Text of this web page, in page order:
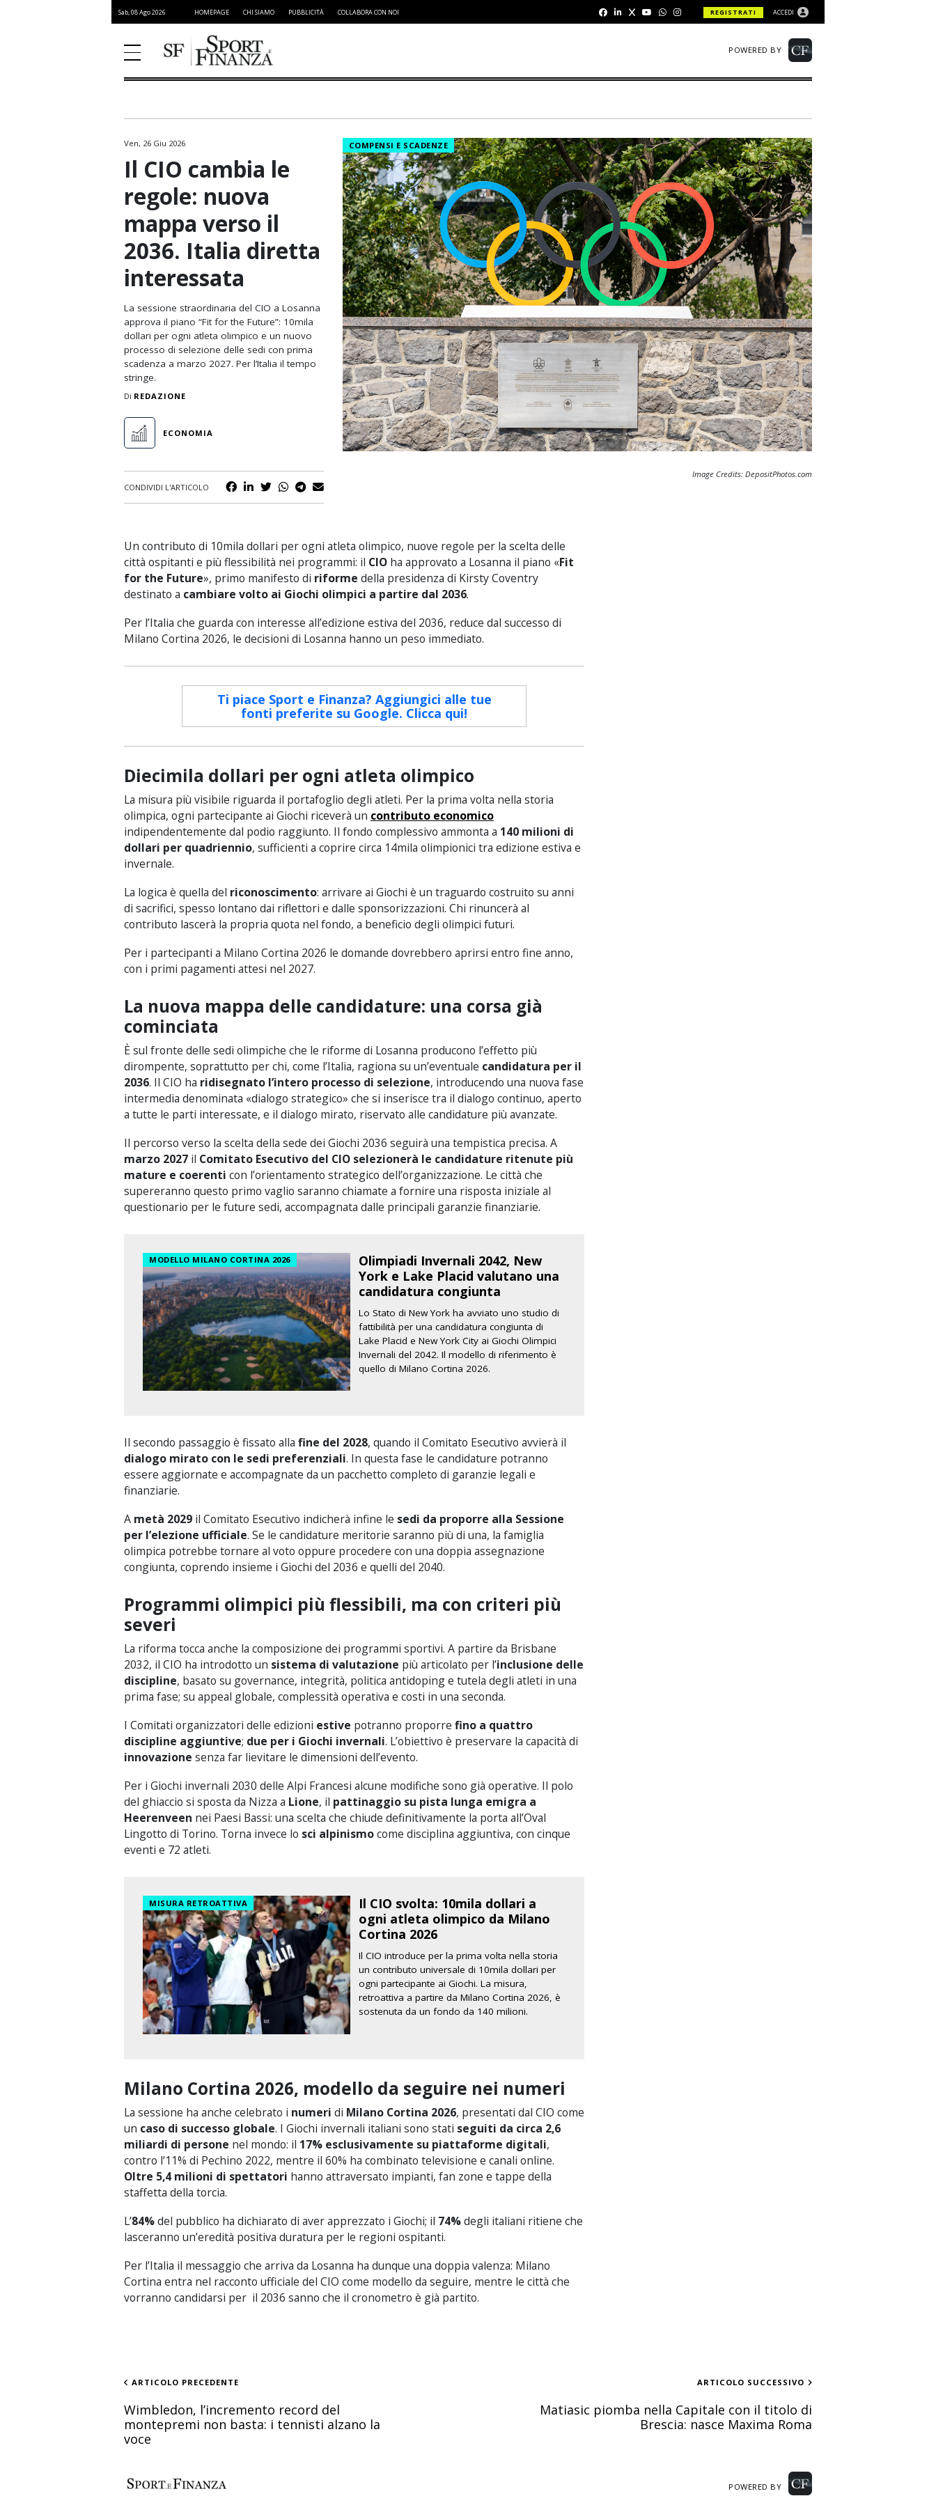
Sab, 08 Ago 2026 HOMEPAGE CHI SIAMO PUBBLICITÀ COLLABORA CON NOI REGISTRATI ACCEDI
POWERED BY
Atletica Leggera
Basket
Ciclismo
Formula 1
Golf
Moto GP
Nuoto
Padel
Scherma
Volley
Ven, 26 Giu 2026
Il CIO cambia le
regole: nuova
mappa verso il
2036. Italia diretta
interessata
La sessione straordinaria del CIO a Losanna
approva il piano “Fit for the Future”: 10mila
dollari per ogni atleta olimpico e un nuovo
processo di selezione delle sedi con prima
scadenza a marzo 2027. Per l’Italia il tempo
stringe.
Di REDAZIONE
ECONOMIA
CONDIVIDI L'ARTICOLO
COMPENSI E SCADENZE
Image Credits: DepositPhotos.com
Un contributo di 10mila dollari per ogni atleta olimpico, nuove regole per la scelta delle
città ospitanti e più flessibilità nei programmi: il CIO ha approvato a Losanna il piano «Fit
for the Future», primo manifesto di riforme della presidenza di Kirsty Coventry
destinato a cambiare volto ai Giochi olimpici a partire dal 2036.
Per l’Italia che guarda con interesse all’edizione estiva del 2036, reduce dal successo di
Milano Cortina 2026, le decisioni di Losanna hanno un peso immediato.
Ti piace Sport e Finanza? Aggiungici alle tue
fonti preferite su Google. Clicca qui!
Diecimila dollari per ogni atleta olimpico
La misura più visibile riguarda il portafoglio degli atleti. Per la prima volta nella storia
olimpica, ogni partecipante ai Giochi riceverà un contributo economico
indipendentemente dal podio raggiunto. Il fondo complessivo ammonta a 140 milioni di
dollari per quadriennio, sufficienti a coprire circa 14mila olimpionici tra edizione estiva e
invernale.
La logica è quella del riconoscimento: arrivare ai Giochi è un traguardo costruito su anni
di sacrifici, spesso lontano dai riflettori e dalle sponsorizzazioni. Chi rinuncerà al
contributo lascerà la propria quota nel fondo, a beneficio degli olimpici futuri.
Per i partecipanti a Milano Cortina 2026 le domande dovrebbero aprirsi entro fine anno,
con i primi pagamenti attesi nel 2027.
La nuova mappa delle candidature: una corsa già
cominciata
È sul fronte delle sedi olimpiche che le riforme di Losanna producono l’effetto più
dirompente, soprattutto per chi, come l’Italia, ragiona su un’eventuale candidatura per il
2036. Il CIO ha ridisegnato l’intero processo di selezione, introducendo una nuova fase
intermedia denominata «dialogo strategico» che si inserisce tra il dialogo continuo, aperto
a tutte le parti interessate, e il dialogo mirato, riservato alle candidature più avanzate.
Il percorso verso la scelta della sede dei Giochi 2036 seguirà una tempistica precisa. A
marzo 2027 il Comitato Esecutivo del CIO selezionerà le candidature ritenute più
mature e coerenti con l’orientamento strategico dell’organizzazione. Le città che
supereranno questo primo vaglio saranno chiamate a fornire una risposta iniziale al
questionario per le future sedi, accompagnata dalle principali garanzie finanziarie.
MODELLO MILANO CORTINA 2026
Olimpiadi Invernali 2042, New
York e Lake Placid valutano una
candidatura congiunta
Lo Stato di New York ha avviato uno studio di
fattibilità per una candidatura congiunta di
Lake Placid e New York City ai Giochi Olimpici
Invernali del 2042. Il modello di riferimento è
quello di Milano Cortina 2026.
Il secondo passaggio è fissato alla fine del 2028, quando il Comitato Esecutivo avvierà il
dialogo mirato con le sedi preferenziali. In questa fase le candidature potranno
essere aggiornate e accompagnate da un pacchetto completo di garanzie legali e
finanziarie.
A metà 2029 il Comitato Esecutivo indicherà infine le sedi da proporre alla Sessione
per l’elezione ufficiale. Se le candidature meritorie saranno più di una, la famiglia
olimpica potrebbe tornare al voto oppure procedere con una doppia assegnazione
congiunta, coprendo insieme i Giochi del 2036 e quelli del 2040.
Programmi olimpici più flessibili, ma con criteri più
severi
La riforma tocca anche la composizione dei programmi sportivi. A partire da Brisbane
2032, il CIO ha introdotto un sistema di valutazione più articolato per l’inclusione delle
discipline, basato su governance, integrità, politica antidoping e tutela degli atleti in una
prima fase; su appeal globale, complessità operativa e costi in una seconda.
I Comitati organizzatori delle edizioni estive potranno proporre fino a quattro
discipline aggiuntive; due per i Giochi invernali. L’obiettivo è preservare la capacità di
innovazione senza far lievitare le dimensioni dell’evento.
Per i Giochi invernali 2030 delle Alpi Francesi alcune modifiche sono già operative. Il polo
del ghiaccio si sposta da Nizza a Lione, il pattinaggio su pista lunga emigra a
Heerenveen nei Paesi Bassi: una scelta che chiude definitivamente la porta all’Oval
Lingotto di Torino. Torna invece lo sci alpinismocome disciplina aggiuntiva, con cinque
eventi e 72 atleti.
MISURA RETROATTIVA
Il CIO svolta: 10mila dollari a
ogni atleta olimpico da Milano
Cortina 2026
Il CIO introduce per la prima volta nella storia
un contributo universale di 10mila dollari per
ogni partecipante ai Giochi. La misura,
retroattiva a partire da Milano Cortina 2026, è
sostenuta da un fondo da 140 milioni.
Milano Cortina 2026, modello da seguire nei numeri
La sessione ha anche celebrato i numeri di Milano Cortina 2026, presentati dal CIO come
un caso di successo globale. I Giochi invernali italiani sono stati seguiti da circa 2,6
miliardi di persone nel mondo: il 17% esclusivamente su piattaforme digitali,
contro l’11% di Pechino 2022, mentre il 60% ha combinato televisione e canali online.
Oltre 5,4 milioni di spettatori hanno attraversato impianti, fan zone e tappe della
staffetta della torcia.
L’84%del pubblico ha dichiarato di aver apprezzato i Giochi; il 74%degli italiani ritiene che
lasceranno un’eredità positiva duratura per le regioni ospitanti.
Per l’Italia il messaggio che arriva da Losanna ha dunque una doppia valenza: Milano
Cortina entra nel racconto ufficiale del CIO come modello da seguire, mentre le città che
vorranno candidarsi per il 2036 sanno che il cronometro è già partito.
ARTICOLO PRECEDENTE
Wimbledon, l’incremento record del
montepremi non basta: i tennisti alzano la
voce
ARTICOLO SUCCESSIVO
Matiasic piomba nella Capitale con il titolo di
Brescia: nasce Maxima Roma
POWERED BY